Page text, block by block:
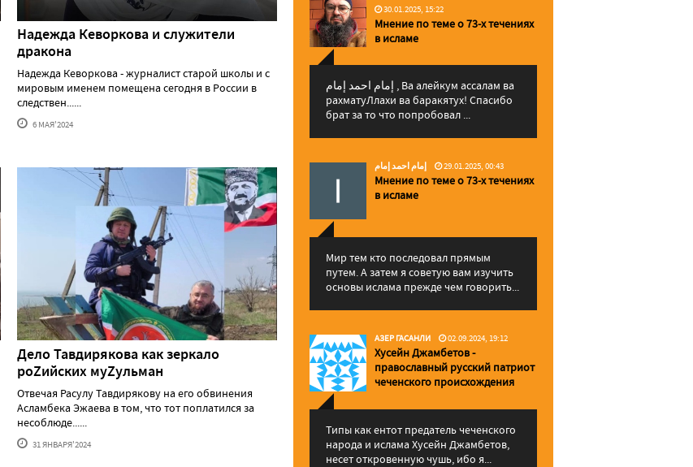
Надежда Кеворкова и служители
дракона
Надежда Кеворкова - журналист старой школы и с
мировым именем помещена сегодня в России в
следствен......
6 МАЯ'2024
Дело Тавдирякова как зеркало
роZийских муZульман
Отвечая Расулу Тавдирякову на его обвинения
Асламбека Эжаева в том, что тот поплатился за
несоблюде......
31 ЯНВАРЯ'2024
30.01.2025, 15:22
Мнение по теме о 73-х течениях
в исламе
إمام احمد إمام , Ва алейкум ассалам ва
рахматуЛлахи ва баракятух! Спасибо
брат за то что попробовал ...
إمام احمد إمام 29.01.2025, 00:43
Мнение по теме о 73-х течениях
в исламе
Мир тем кто последовал прямым
путем. А затем я советую вам изучить
основы ислама прежде чем говорить...
АЗЕР ГАСАНЛИ 02.09.2024, 19:12
Хусейн Джамбетов -
православный русский патриот
чеченского происхождения
Типы как ентот предатель чеченского
народа и ислама Хусейн Джамбетов,
несет откровенную чушь, ибо я...